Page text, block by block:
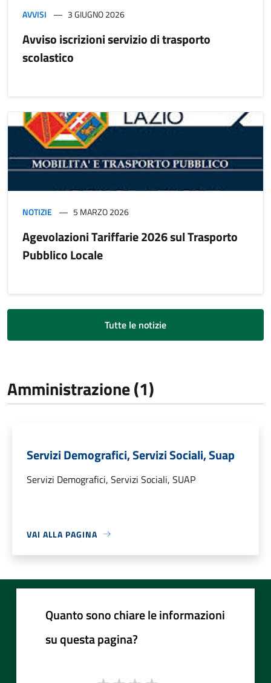
AVVISI 3 GIUGNO 2026
Avviso iscrizioni servizio di trasporto
scolastico
NOTIZIE 5 MARZO 2026
Agevolazioni Tariffarie 2026 sul Trasporto
Pubblico Locale
Tutte le notizie
Amministrazione (1)
Servizi Demografici, Servizi Sociali, Suap
Servizi Demografici, Servizi Sociali, SUAP
VAI ALLA PAGINA
Quanto sono chiare le informazioni
su questa pagina?